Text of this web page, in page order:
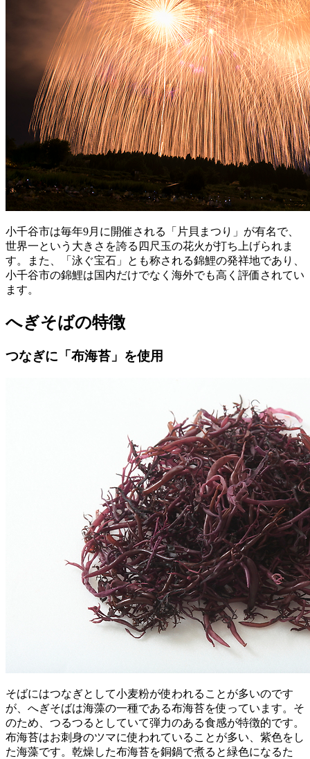
小千谷市は毎年9月に開催される「片貝まつり」が有名で、
世界一という大きさを誇る四尺玉の花火が打ち上げられま
す。また、「泳ぐ宝石」とも称される錦鯉の発祥地であり、
小千谷市の錦鯉は国内だけでなく海外でも高く評価されてい
ます。
へぎそばの特徴
つなぎに「布海苔」を使用
そばにはつなぎとして小麦粉が使われることが多いのです
が、へぎそばは海藻の一種である布海苔を使っています。そ
のため、つるつるとしていて弾力のある食感が特徴的です。
布海苔はお刺身のツマに使われていることが多い、紫色をし
た海藻です。乾燥した布海苔を銅鍋で煮ると緑色になるた